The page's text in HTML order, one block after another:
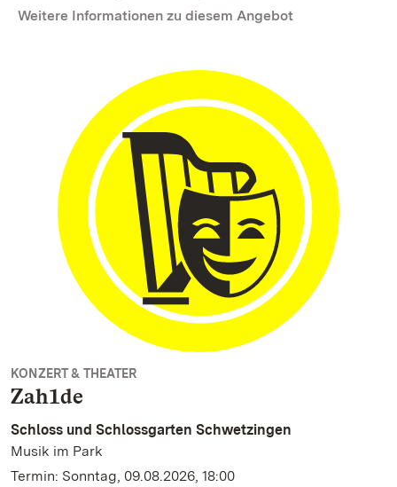
Weitere Informationen zu diesem Angebot
KONZERT & THEATER
Zah1de
Schloss und Schlossgarten Schwetzingen
Musik im Park
Termin: Sonntag, 09.08.2026, 18:00